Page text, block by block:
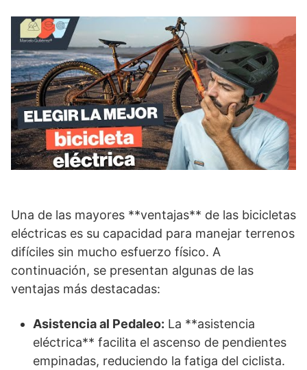
Una de las mayores **ventajas** de las bicicletas
eléctricas es su capacidad para manejar terrenos
difíciles sin mucho esfuerzo físico. A
continuación, se presentan algunas de las
ventajas más destacadas:
Asistencia al Pedaleo: La **asistencia
eléctrica** facilita el ascenso de pendientes
empinadas, reduciendo la fatiga del ciclista.